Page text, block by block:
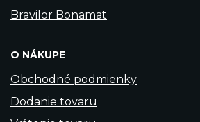
Bravilor Bonamat
O NÁKUPE
Obchodné podmienky
Dodanie tovaru